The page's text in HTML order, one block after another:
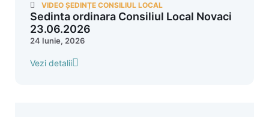
VIDEO ȘEDINȚE CONSILIUL LOCAL
Sedinta ordinara Consiliul Local Novaci
23.06.2026
24 Iunie, 2026
Vezi detalii